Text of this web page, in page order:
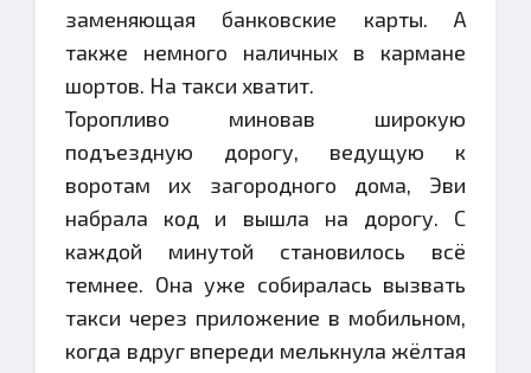
заменяющая банковские карты. А
также немного наличных в кармане
шортов. На такси хватит.
Торопливо миновав широкую
подъездную дорогу, ведущую к
воротам их загородного дома, Эви
набрала код и вышла на дорогу. С
каждой минутой становилось всё
темнее. Она уже собиралась вызвать
такси через приложение в мобильном,
когда вдруг впереди мелькнула жёлтая